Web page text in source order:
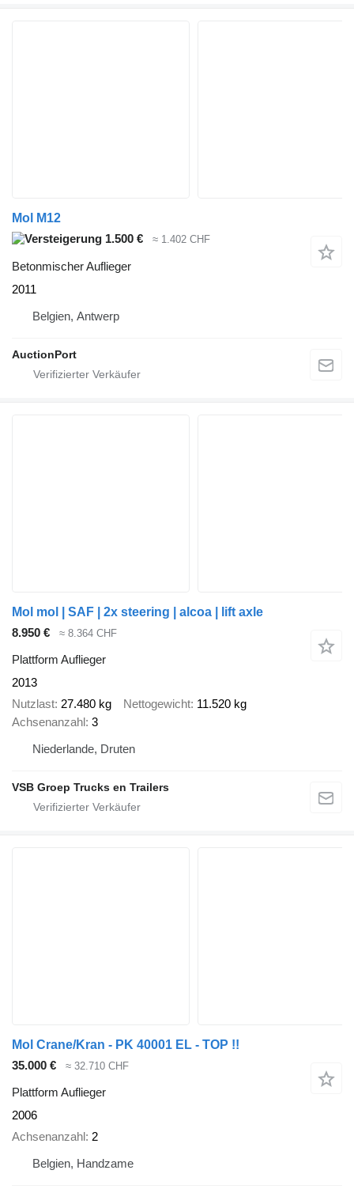
Mol M12
1.500 €
≈ 1.402 CHF
Betonmischer Auflieger
2011
Belgien, Antwerp
AuctionPort
Mol mol | SAF | 2x steering | alcoa | lift axle
8.950 €
≈ 8.364 CHF
Plattform Auflieger
2013
Nutzlast 27.480 kg Nettogewicht 11.520 kg
Achsenanzahl 3
Niederlande, Druten
VSB Groep Trucks en Trailers
Mol Crane/Kran - PK 40001 EL - TOP !!
35.000 €
≈ 32.710 CHF
Plattform Auflieger
2006
Achsenanzahl 2
Belgien, Handzame